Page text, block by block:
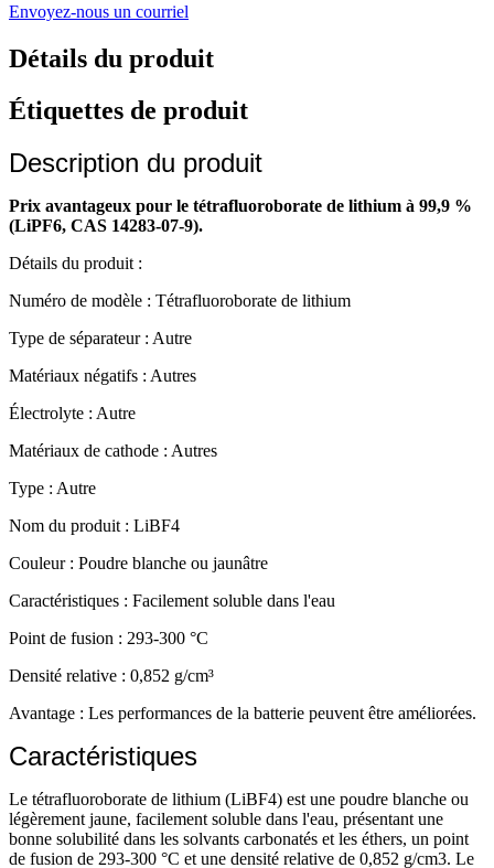
Envoyez-nous un courriel
Détails du produit
Étiquettes de produit
Description du produit
Prix ​​avantageux pour le tétrafluoroborate de lithium à 99,9 %
(LiPF6, CAS 14283-07-9).
Détails du produit :
Numéro de modèle : Tétrafluoroborate de lithium
Type de séparateur : Autre
Matériaux négatifs : Autres
Électrolyte : Autre
Matériaux de cathode : Autres
Type : Autre
Nom du produit : LiBF4
Couleur : Poudre blanche ou jaunâtre
Caractéristiques : Facilement soluble dans l'eau
Point de fusion : 293-300 °C
Densité relative : 0,852 g/cm³
Avantage : Les performances de la batterie peuvent être améliorées.
Caractéristiques
Le tétrafluoroborate de lithium (LiBF4) est une poudre blanche ou
légèrement jaune, facilement soluble dans l'eau, présentant une
bonne solubilité dans les solvants carbonatés et les éthers, un point
de fusion de 293-300 °C et une densité relative de 0,852 g/cm3. Le